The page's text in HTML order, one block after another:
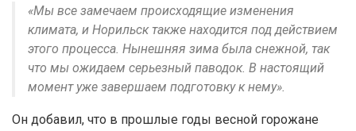
«Мы все замечаем происходящие изменения
климата, и Норильск также находится под действием
этого процесса. Нынешняя зима была снежной, так
что мы ожидаем серьезный паводок. В настоящий
момент уже завершаем подготовку к нему».
Он добавил, что в прошлые годы весной горожане